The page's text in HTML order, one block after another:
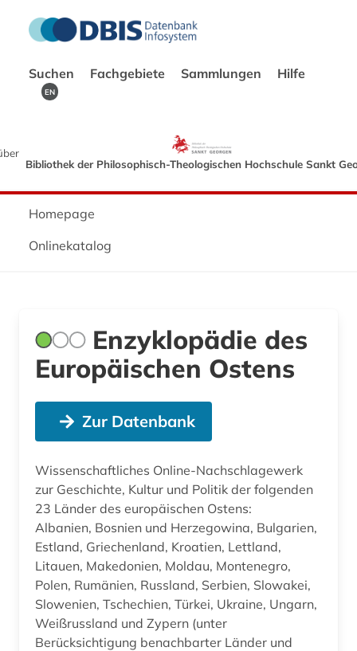
Suchen Fachgebiete Sammlungen Hilfe
EN
Bibliothek der Philosophisch-Theologischen Hochschule Sankt
Homepage
Onlinekatalog
Enzyklopädie des
Europäischen Ostens
Zur Datenbank
Wissenschaftliches Online-Nachschlagewerk
zur Geschichte, Kultur und Politik der folgenden
23 Länder des europäischen Ostens:
Albanien, Bosnien und Herzegowina, Bulgarien,
Estland, Griechenland, Kroatien, Lettland,
Litauen, Makedonien, Moldau, Montenegro,
Polen, Rumänien, Russland, Serbien, Slowakei,
Slowenien, Tschechien, Türkei, Ukraine, Ungarn,
Weißrussland und Zypern (unter
Berücksichtigung benachbarter Länder und